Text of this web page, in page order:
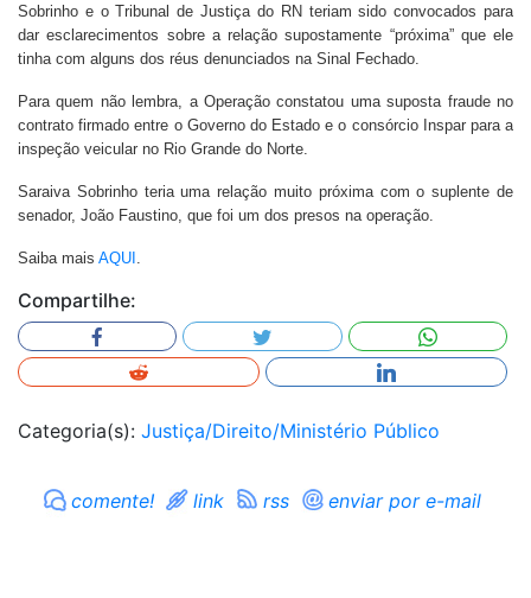
Sobrinho e o Tribunal de Justiça do RN teriam sido convocados para
dar esclarecimentos sobre a relação supostamente “próxima” que ele
tinha com alguns dos réus denunciados na Sinal Fechado.
Para quem não lembra, a Operação constatou uma suposta fraude no
contrato firmado entre o Governo do Estado e o consórcio Inspar para a
inspeção veicular no Rio Grande do Norte.
Saraiva Sobrinho teria uma relação muito próxima com o suplente de
senador, João Faustino, que foi um dos presos na operação.
Saiba mais AQUI .
Compartilhe:
Categoria(s): Justiça/Direito/Ministério Público
comente! link rss enviar por e-mail